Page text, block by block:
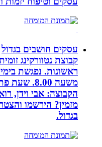
עסקים חושבים בגדול
קבוצת נטוורקינג
ראשונות. נפגשת בימי
הקבוצה: אבי וידן,
מזמין? הירשמו
בגדול.